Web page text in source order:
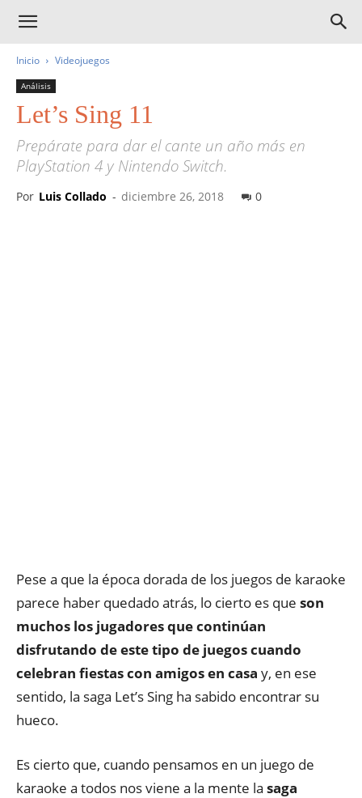
Inicio Videojuegos
Análisis
Let’s Sing 11
Prepárate para dar el cante un año más en
PlayStation 4 y Nintendo Switch.
Por Luis Collado - diciembre 26, 2018 0
Pese a que la época dorada de los juegos de karaoke
parece haber quedado atrás, lo cierto es que son
muchos los jugadores que continúan
disfrutando de este tipo de juegos cuando
celebran fiestas con amigos en casa y, en ese
sentido, la saga Let’s Sing ha sabido encontrar su
hueco.
Es cierto que, cuando pensamos en un juego de
karaoke a todos nos viene a la mente la saga